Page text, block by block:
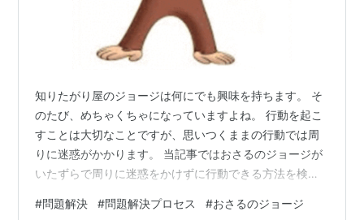
知りたがり屋のジョージは何にでも興味を持ちます。 そ
のたび、めちゃくちゃになっていますよね。 行動を起こ
すことは大切なことですが、思いつくままの行動では周
りに迷惑がかかります。 当記事ではおさるのジョージが
いたずらで周りに迷惑をかけずに行動できる方法を検討
いないと気が済まない方 ビジネススキルの事例を知りた
#問題解決 #問題解決プロセス #おさるのジョージ